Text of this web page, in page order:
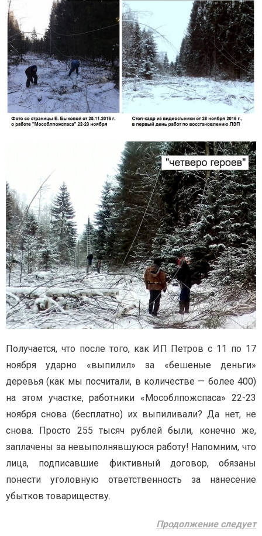
Получается, что после того, как ИП Петров с 11 по 17
ноября ударно «выпилил» за «бешеные деньги»
деревья (как мы посчитали, в количестве — более 400)
на этом участке, работники «Мособлпожспаса» 22-23
ноября снова (бесплатно) их выпиливали? Да нет, не
снова. Просто 255 тысяч рублей были, конечно же,
заплачены за невыполнявшуюся работу! Напомним, что
лица, подписавшие фиктивный договор, обязаны
понести уголовную ответственность за нанесение
убытков товариществу.
Продолжение следует